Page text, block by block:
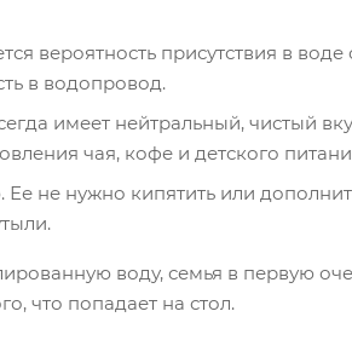
вероятность присутствия в
в водопровод.
имеет нейтральный, чистый
чая, кофе и детского
Ее не нужно кипятить или
воду, семья в первую
что попадает на стол.